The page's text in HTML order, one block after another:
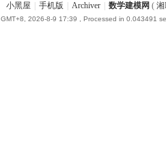
小黑屋 手机版 Archiver 数学建模网 ( 湘
GMT+8, 2026-8-9 17:39 , Processed in 0.043491